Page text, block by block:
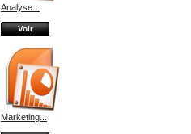
Analyse...
Voir
Marketing...